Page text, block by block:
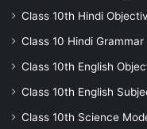
Class 10th Hindi
Class 10 Hindi Grammar
Class 10th English
Class 10th English
Class 10th Science